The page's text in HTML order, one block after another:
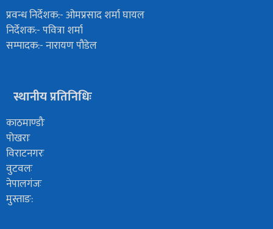
प्रवन्ध निर्देशक:- ओमप्रसाद शर्मा घायल
निर्देशक:- पवित्रा शर्मा
सम्पादक:- नारायण पौडेल
स्थानीय प्रतिनिधिः
काठमाण्डौः
पोखराः
विराटनगरः
वुटवलः
नेपालगंजः
मुस्ताङ: